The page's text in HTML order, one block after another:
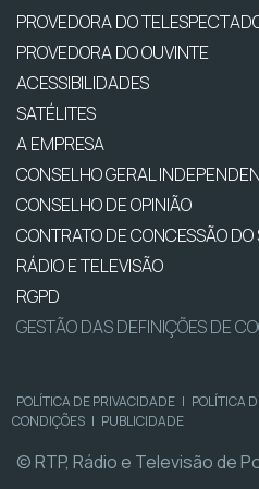
PROVEDORA DO
PROVEDORA DO OUVINTE
ACESSIBILIDADES
SATÉLITES
A EMPRESA
CONSELHO GERAL
CONSELHO DE OPINIÃO
CONTRATO DE CONCESSÃO
RÁDIO E TELEVISÃO
RGPD
GESTÃO DAS DEFINIÇÕES DE
POLÍTICA DE PRIVACIDADE | POLÍTICA
CONDIÇÕES | PUBLICIDADE
© RTP, Rádio e Televisão de